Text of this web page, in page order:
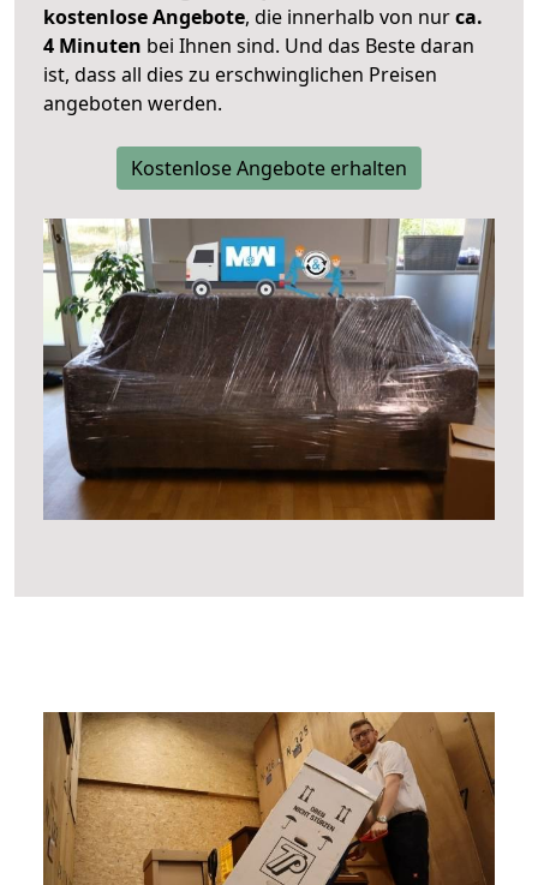
kostenlose Angebote, die innerhalb von nurca.
4 Minuten bei Ihnen sind. Und das Beste daran
ist, dass all dies zu erschwinglichen Preisen
angeboten werden.
Kostenlose Angebote erhalten